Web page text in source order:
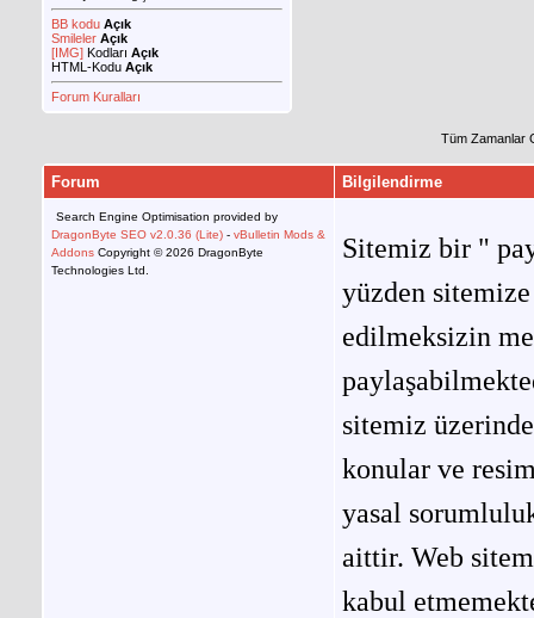
BB kodu Açık
Smileler Açık
[IMG] Kodları Açık
HTML-Kodu Açık
Forum Kuralları
Tüm Zamanlar
Forum Bilgilendirme
Search Engine Optimisation provided by
DragonByte SEO v2.0.36 (Lite) - vBulletin Mods &
Addons Copyright © 2026 DragonByte
Technologies Ltd.
Sitemiz bir "
yüzden
edilmeksizin
sitemiz
konular ve
yasal
aittir. Web
kabul